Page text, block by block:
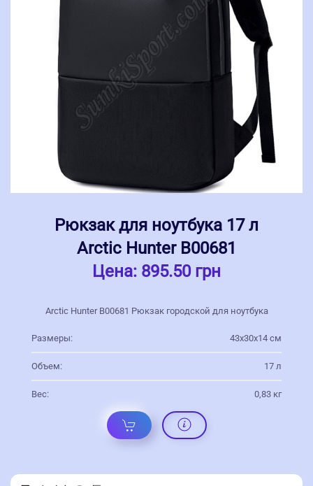
Рюкзак для ноутбука 17 л
Arctic Hunter В00681
Цена: 895.50 грн
Arctic Hunter В00681 Рюкзак городской для ноутбука
Размеры: 43х30х14 см
Объем: 17 л
Вес: 0,83 кг